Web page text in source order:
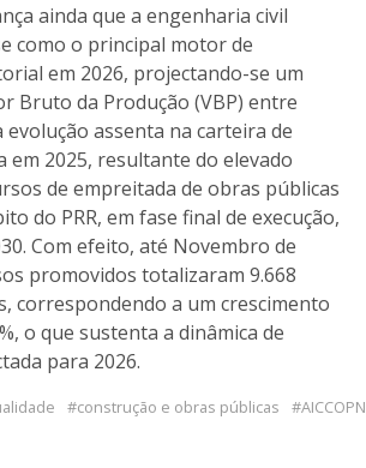
ainda que a engenharia civil
como o principal motor de
em 2026, projectando-se um
Bruto da Produção (VBP) entre
evolução assenta na carteira de
em 2025, resultante do elevado
de empreitada de obras públicas
do PRR, em fase final de execução,
Com efeito, até Novembro de
promovidos totalizaram 9.668
correspondendo a um crescimento
o que sustenta a dinâmica de
para 2026.
construção e obras públicas AICCOPN